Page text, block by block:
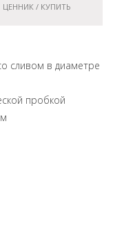
ЦЕННИК / КУПИТЬ
сливом в диаметре
пробкой